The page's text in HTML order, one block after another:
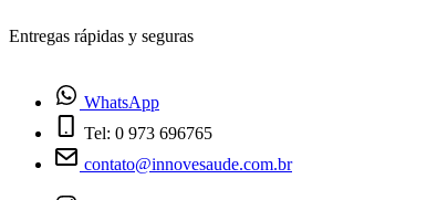
¿Tienes dudas? Habla con nosotros
WhatsApp
Tel: 0 973 696765
contato@innovesaude.com.br